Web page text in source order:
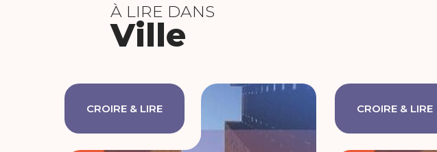
À LIRE DANS
Ville
CROIRE & LIRE CROIRE & LIRE